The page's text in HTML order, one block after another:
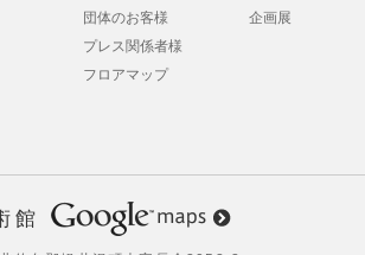
ざいました
2024.04.26
団体のお客様
プレス関係者様
フロアマップ
企画展
館